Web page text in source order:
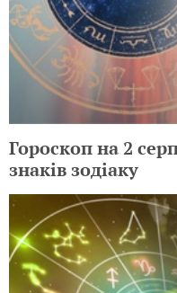
Гороскоп на 2
знаків зодіаку